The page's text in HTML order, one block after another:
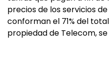
precios de los servicios
conforman el 71% del
propiedad de Telecom,